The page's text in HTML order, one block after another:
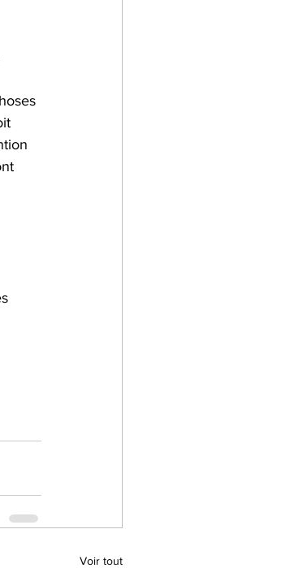
Voir tout